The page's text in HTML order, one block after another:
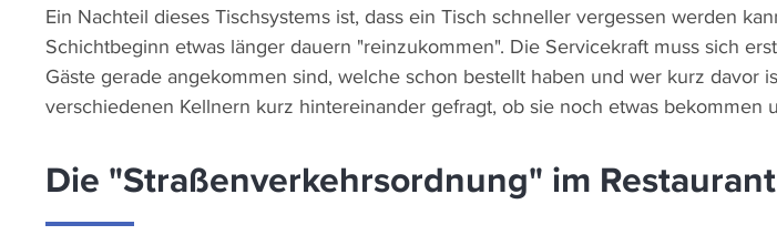
Ein Nachteil dieses Tischsystems ist, dass ein Tisch schneller vergessen werden
Schichtbeginn etwas länger dauern "reinzukommen". Die Servicekraft muss sich
Gäste gerade angekommen sind, welche schon bestellt haben und wer kurz
verschiedenen Kellnern kurz hintereinander gefragt, ob sie noch etwas bekommen
Die "Straßenverkehrsordnung" im Restaurant